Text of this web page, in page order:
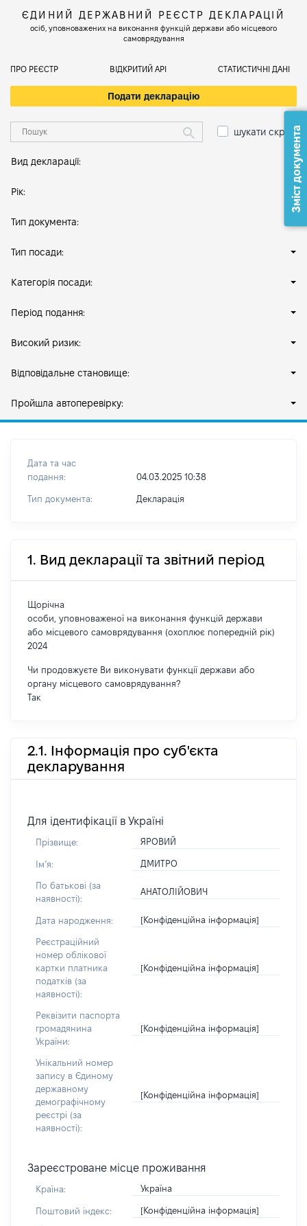
ЄДИНИЙ ДЕРЖАВНИЙ РЕЄСТР ДЕКЛАРАЦІЙ
осіб, уповноважених на виконання функцій держави або місцевого
самоврядування
ПРО РЕЄСТР ВІДКРИТИЙ АРІ СТАТИСТИЧНІ ДАНІ
Подати декларацію
шукати скрізь
Вид декларації:
Рік:
Тип документа:
Тип посади:
Категорія посади:
Період подання:
Високий ризик:
Відповідальне становище:
Пройшла автоперевірку:
Дата та час
подання:
04.03.2025 10:38
Тип документа: Декларація
1. Вид декларації та звітний період
Щорічна
особи, уповноваженої на виконання функцій держави
або місцевого самоврядування (охоплює попередній рік)
2024
Чи продовжуєте Ви виконувати функції держави або
органу місцевого самоврядування?
Так
2.1. Інформація про суб'єкта
декларування
Для ідентифікації в Україні
Прізвище: ЯРОВИЙ
Імʼя: ДМИТРО
По батькові (за
наявності):
АНАТОЛІЙОВИЧ
Дата народження: [Конфіденційна інформація]
Реєстраційний
номер облікової
картки платника
податків (за
наявності):
[Конфіденційна інформація]
Реквізити паспорта
громадянина
України:
[Конфіденційна інформація]
Унікальний номер
запису в Єдиному
державному
демографічному
реєстрі (за
наявності):
[Конфіденційна інформація]
Зареєстроване місце проживання
Країна: Україна
Поштовий індекс: [Конфіденційна інформація]
Зміст документа